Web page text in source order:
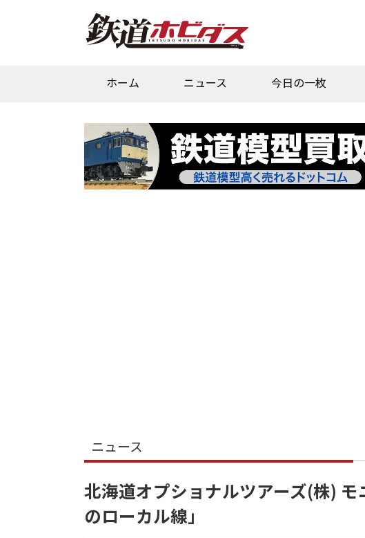
ホーム ニュース 今日の一枚
ニュース
北海道オプショナルツアーズ(株)
のローカル線」